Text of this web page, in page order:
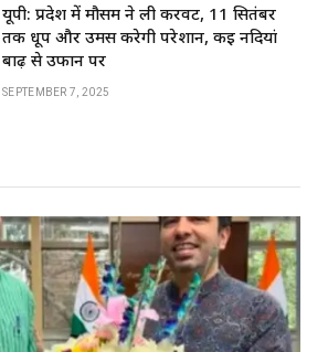
यूपी: प्रदेश में मौसम ने ली करवट, 11 सितंबर
तक धूप और उमस करेगी परेशान, कई नदियां
बाढ़ से उफान पर
SEPTEMBER 7, 2025